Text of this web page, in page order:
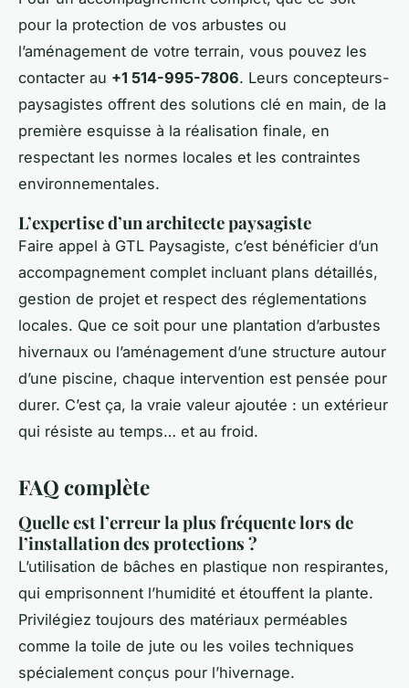
pour la protection de vos arbustes ou
l’aménagement de votre terrain, vous pouvez les
contacter au +1 514-995-7806. Leurs concepteurs-
paysagistes offrent des solutions clé en main, de la
première esquisse à la réalisation finale, en
respectant les normes locales et les contraintes
environnementales.
L’expertise d’un architecte paysagiste
Faire appel à GTL Paysagiste, c’est bénéficier d’un
accompagnement complet incluant plans détaillés,
gestion de projet et respect des réglementations
locales. Que ce soit pour une plantation d’arbustes
hivernaux ou l’aménagement d’une structure autour
d’une piscine, chaque intervention est pensée pour
durer. C’est ça, la vraie valeur ajoutée : un extérieur
qui résiste au temps… et au froid.
FAQ complète
Quelle est l’erreur la plus fréquente lors de
l’installation des protections ?
L’utilisation de bâches en plastique non respirantes,
qui emprisonnent l’humidité et étouffent la plante.
Privilégiez toujours des matériaux perméables
comme la toile de jute ou les voiles techniques
spécialement conçus pour l’hivernage.